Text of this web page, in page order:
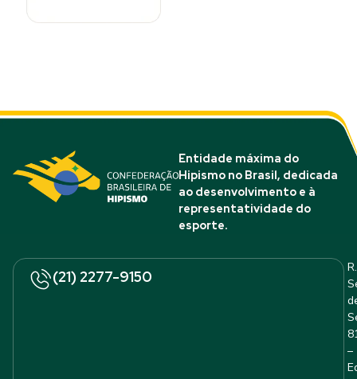
Entidade máxima do
Hipismo no Brasil, dedicada
ao desenvolvimento e à
representatividade do
esporte.
(21) 2277-9150
R.
–